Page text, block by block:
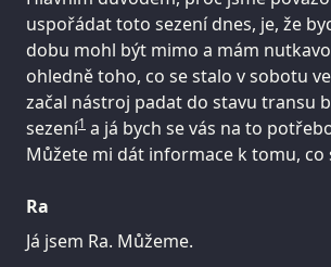
uspořádat toto sezení dnes, je, že
dobu mohl být mimo a mám
ohledně toho, co se stalo v sobotu
začal nástroj padat do stavu transu
sezení1 a já bych se vás na to
Můžete mi dát informace k tomu, co
Ra
Já jsem Ra. Můžeme.